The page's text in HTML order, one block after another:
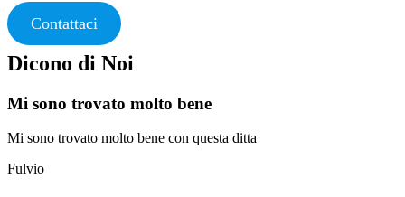
Contattaci
Dicono di Noi
Mi sono trovato molto bene
Mi sono trovato molto bene con questa ditta
Fulvio